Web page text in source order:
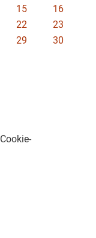
15
16
22
23
29
30
Cookie-